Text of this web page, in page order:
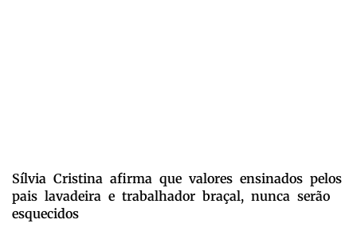
Sílvia Cristina afirma que valores ensinados pelos
pais lavadeira e trabalhador braçal, nunca serão
esquecidos